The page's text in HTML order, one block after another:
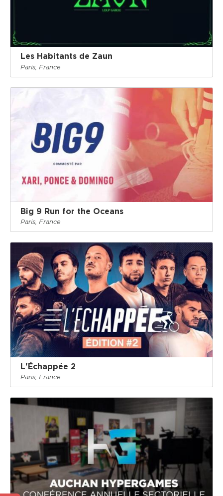
Les Habitants de Zaun
Paris, France
Big 9 Run for the Oceans
Paris, France
L'Échappée 2
Paris, France